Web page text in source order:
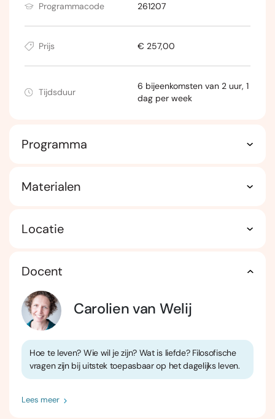
Programmacode 261207
Prijs € 257,00
Tijdsduur
6 bijeenkomsten van 2 uur, 1
dag per week
Programma
Materialen
Locatie
Docent
Carolien van Welij
Hoe te leven? Wie wil je zijn? Wat is liefde? Filosofische
vragen zijn bij uitstek toepasbaar op het dagelijks leven.
Lees meer